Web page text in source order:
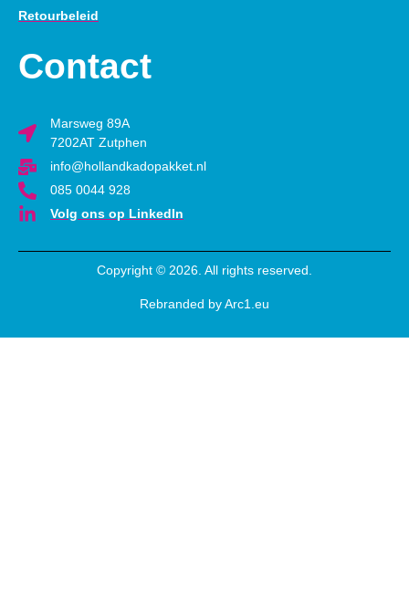
Retourbeleid
Contact
Marsweg 89A
7202AT Zutphen
info@hollandkadopakket.nl
085 0044 928
Volg ons op LinkedIn
Copyright © 2026. All rights reserved.
Rebranded by Arc1.eu